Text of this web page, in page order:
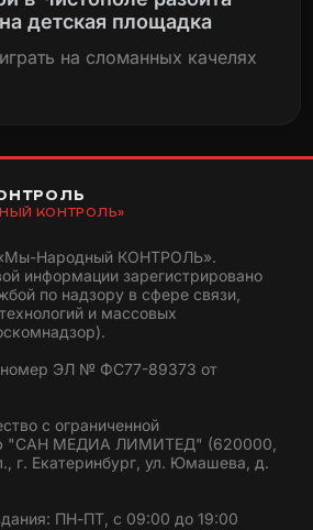
детская площадка
на сломанных качелях
КОНТРОЛЬ»
«Мы-Народный КОНТРОЛЬ».
информации зарегистрировано
по надзору в сфере связи,
и массовых
номер ЭЛ № ФС77-89373 от
с ограниченной
"САН МЕДИА ЛИМИТЕД" (620000,
г. Екатеринбург, ул. Юмашева, д.
ПН-ПТ, с 09:00 до 19:00